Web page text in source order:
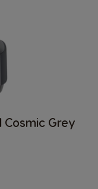
Cosmic Grey